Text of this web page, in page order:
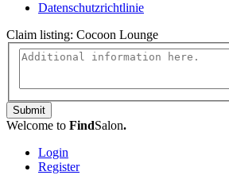
Datenschutzrichtlinie
Claim listing: Cocoon Lounge
Submit
Welcome to FindSalon.
Login
Register